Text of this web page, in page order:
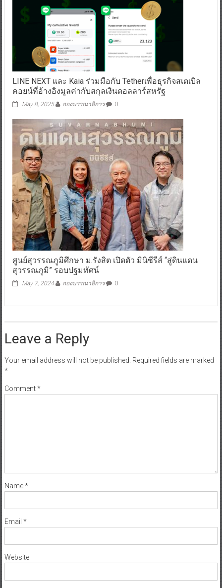
LINE NEXT และ Kaia ร่วมมือกับ Tetherเพื่อธุรกิจสเตเบิล
คอยน์ที่อ้างอิงมูลค่ากับสกุลเงินดอลลาร์สหรัฐ
May 8, 2025 กองบรรณาธิการ 0
ศูนย์สุวรรณภูมิศึกษา ม.รังสิต เปิดตัว มินิซีรีส์ “สู่ดินแดน
สุวรรณภูมิ” รอบปฐมทัศน์
May 7, 2024 กองบรรณาธิการ 0
Leave a Reply
Your email address will not be published. Required fields are marked
*
Comment*
Name*
Email *
Website